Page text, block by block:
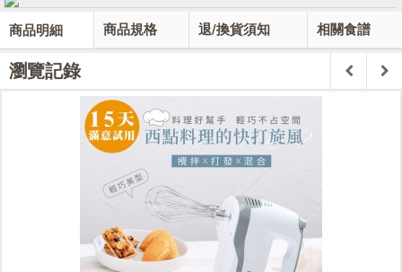
商品明細 商品規格 退/換貨須知 相關食譜
瀏覽記錄